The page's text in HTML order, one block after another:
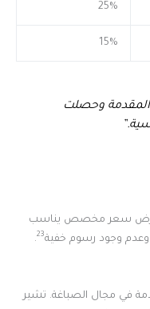
25%
15%
وحصلت
عرض سعر مخصص يناسب
وجود رسوم خفية23
.
في مجال الصباغة. تشير